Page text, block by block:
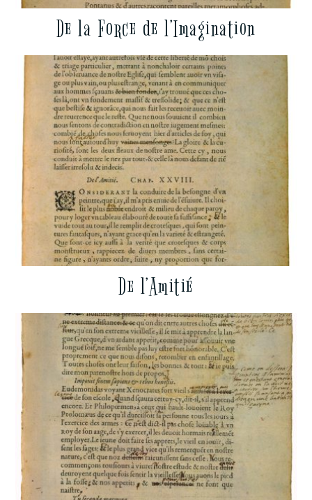
De la Force de l’Imagination
De l’Amitié